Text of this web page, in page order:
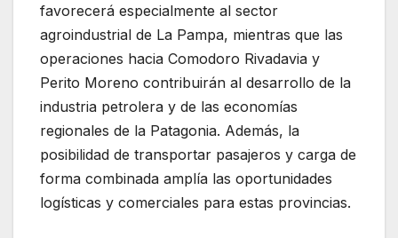
favorecerá especialmente al sector
agroindustrial de La Pampa, mientras que las
operaciones hacia Comodoro Rivadavia y
Perito Moreno contribuirán al desarrollo de la
industria petrolera y de las economías
regionales de la Patagonia. Además, la
posibilidad de transportar pasajeros y carga de
forma combinada amplía las oportunidades
logísticas y comerciales para estas provincias.